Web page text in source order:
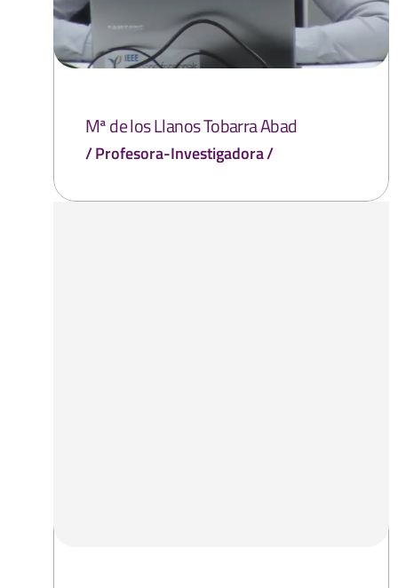
Mª de los Llanos Tobarra Abad
Profesora-Investigadora